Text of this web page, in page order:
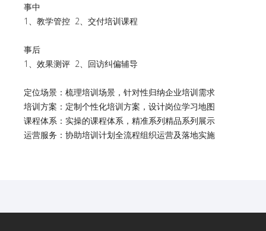
事中
1、教学管控 2、交付培训课程
事后
1、效果测评 2、回访纠偏辅导
定位场景：梳理培训场景，针对性归纳企业培训需求
培训方案：定制个性化培训方案，设计岗位学习地图
课程体系：实操的课程体系，精准系列精品系列展示
运营服务：协助培训计划全流程组织运营及落地实施